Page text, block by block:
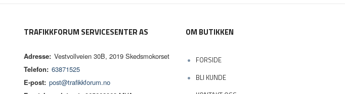
TRAFIKKFORUM SERVICESENTER AS
Adresse: Vestvollveien 30B, 2019 Skedsmokorset
Telefon: 63871525
E-post: post@trafikkforum.no
OM BUTIKKEN
FORSIDE
BLI KUNDE